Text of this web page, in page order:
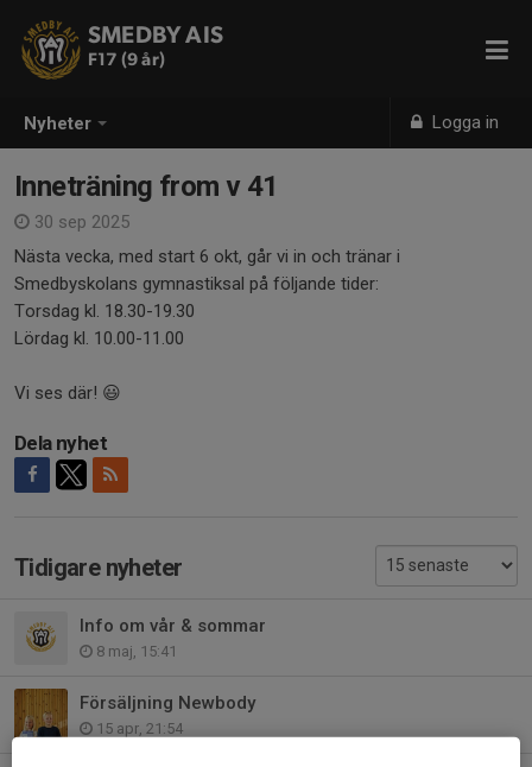
Nyheter Logga in
SMEDBY AIS
F17 (9 år)
Inneträning from v 41
30 sep 2025
Nästa vecka, med start 6 okt, går vi in och tränar i
Smedbyskolans gymnastiksal på följande tider:
Torsdag kl. 18.30-19.30
Lördag kl. 10.00-11.00
Vi ses där! 😃
Dela nyhet
Tidigare nyheter
Info om vår & sommar
8 maj, 15:41
Försäljning Newbody
15 apr, 21:54